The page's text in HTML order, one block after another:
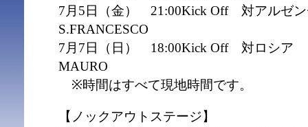
7月5日（金） 21:00Kick Off 対アルゼ
S.FRANCESCO
7月7日（日） 18:00Kick Off 対ロ
MAURO
※時間はすべて現地時間です。
【ノックアウトステージ】